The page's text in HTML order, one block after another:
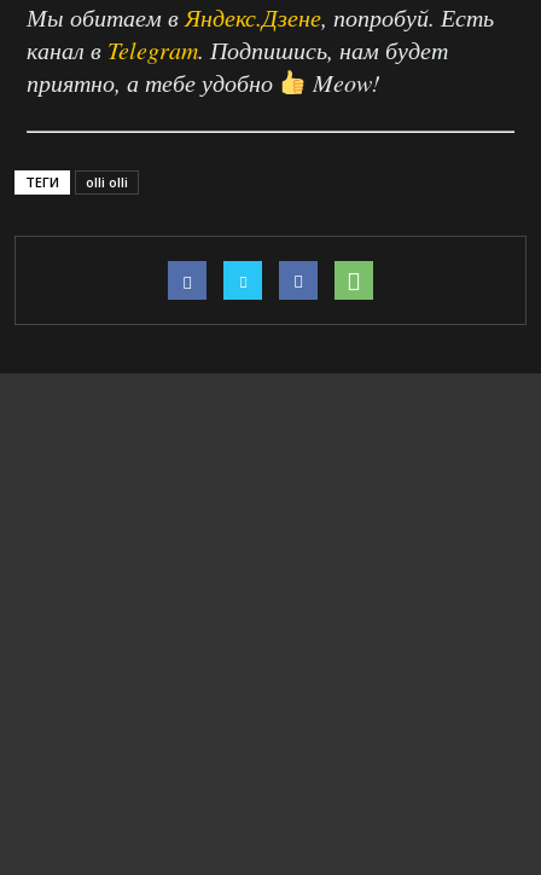
Мы обитаем в Яндекс.Дзене, попробуй. Есть
канал в Telegram. Подпишись, нам будет
приятно, а тебе удобно
Meow!
ТЕГИ olli olli